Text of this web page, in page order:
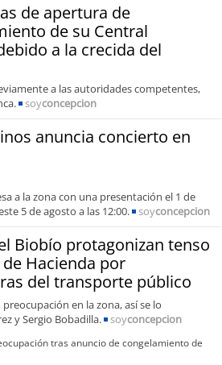
de apertura de
de su Central
a la crecida del
a las autoridades competentes,
soyconcepcion
anuncia concierto en
a la zona con una presentación el 1 de
5 de agosto a las 12:00.
soyconcepcion
Biobío protagonizan tenso
Hacienda por
del transporte público
en la zona, así se lo
y Sergio Bobadilla.
soyconcepcion
tras anuncio de congelamiento de